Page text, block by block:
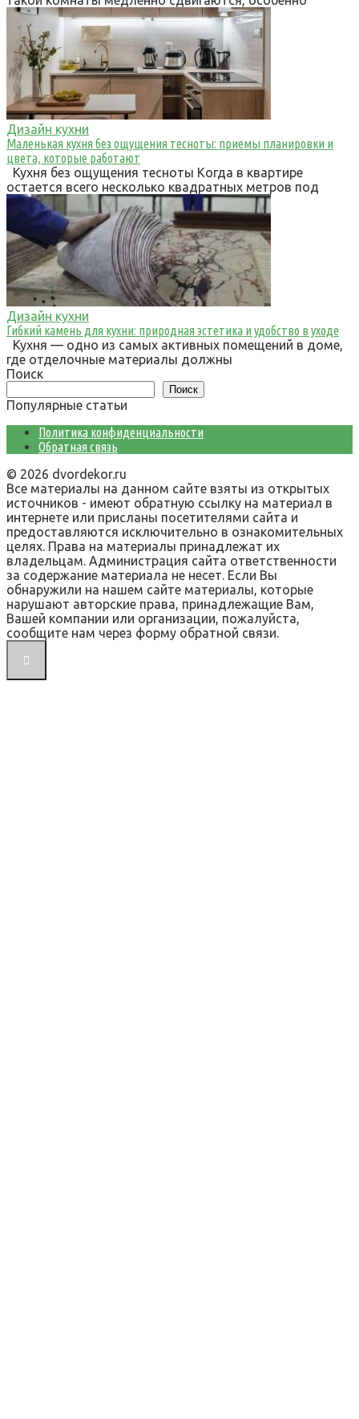
Дизайн кухни
Маленькая кухня без ощущения тесноты: приемы планировки и
цвета, которые работают
Кухня без ощущения тесноты Когда в квартире
остается всего несколько квадратных метров под
Дизайн кухни
Гибкий камень для кухни: природная эстетика и удобство в уходе
Кухня — одно из самых активных помещений в доме,
где отделочные материалы должны
Поиск
Поиск
Популярные статьи
Политика конфиденциальности
Обратная связь
© 2026 dvordekor.ru
Все материалы на данном сайте взяты из открытых
источников - имеют обратную ссылку на материал в
интернете или присланы посетителями сайта и
предоставляются исключительно в ознакомительных
целях. Права на материалы принадлежат их
владельцам. Администрация сайта ответственности
за содержание материала не несет. Если Вы
обнаружили на нашем сайте материалы, которые
нарушают авторские права, принадлежащие Вам,
Вашей компании или организации, пожалуйста,
сообщите нам через форму обратной связи.